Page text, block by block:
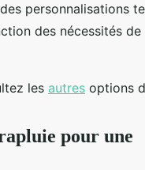
personnalisations
des nécessités de
les autres options
pour une